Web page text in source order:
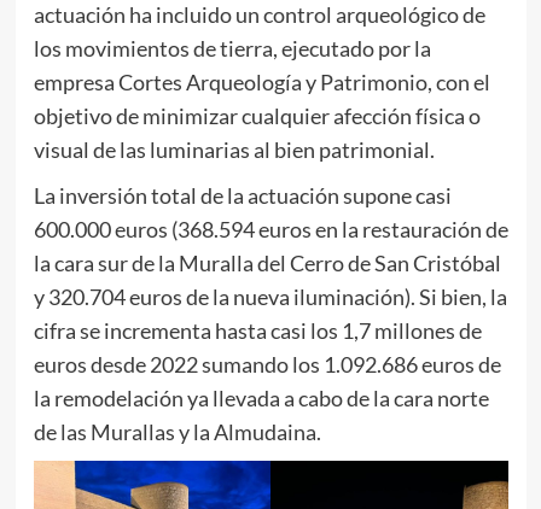
actuación ha incluido un control arqueológico de
los movimientos de tierra, ejecutado por la
empresa Cortes Arqueología y Patrimonio, con el
objetivo de minimizar cualquier afección física o
visual de las luminarias al bien patrimonial.
La inversión total de la actuación supone casi
600.000 euros (368.594 euros en la restauración de
la cara sur de la Muralla del Cerro de San Cristóbal
y 320.704 euros de la nueva iluminación). Si bien, la
cifra se incrementa hasta casi los 1,7 millones de
euros desde 2022 sumando los 1.092.686 euros de
la remodelación ya llevada a cabo de la cara norte
de las Murallas y la Almudaina.